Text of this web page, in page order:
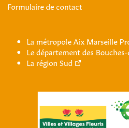
Formulaire de contact
La métropole Aix Marseille
Le département des
La région Sud